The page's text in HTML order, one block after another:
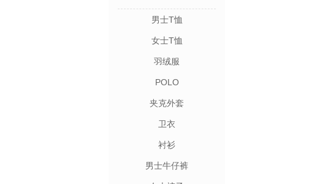
男士T恤
女士T恤
羽绒服
POLO
夹克外套
卫衣
衬衫
男士牛仔裤